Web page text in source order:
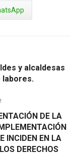
y alcaldesas
DE LA
INCIDEN EN LA
DERECHOS